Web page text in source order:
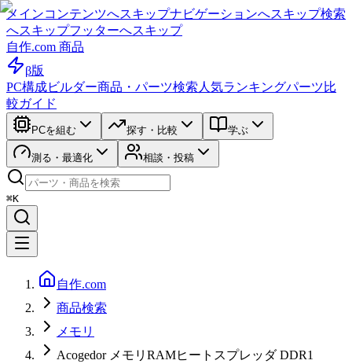
メインコンテンツへスキップナビゲーションへスキップ検索
へスキップフッターへスキップ
自作.com 商品
β版
PC構成ビルダー商品・パーツ検索 人気ランキングパーツ比
較ガイド
PCを組む 探す・比較 学ぶ
測る・最適化 相談・投稿
⌘K
自作.com
商品検索
メモリ
Acogedor メモリRAMヒートスプレッダ DDR1